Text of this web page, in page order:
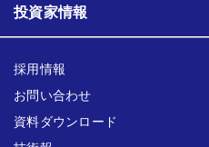
投資家情報
採用情報
お問い合わせ
資料ダウンロード